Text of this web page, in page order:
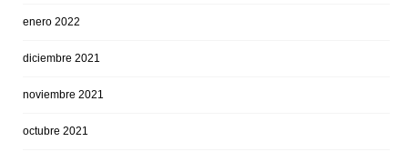
enero 2022
diciembre 2021
noviembre 2021
octubre 2021